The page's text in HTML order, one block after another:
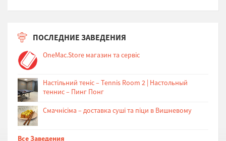
ПОСЛЕДНИЕ ЗАВЕДЕНИЯ
OneMac.Store магазин та сервіс
Настільний теніс – Tennis Room 2 | Настольный
теннис – Пинг Понг
Cмачнісіма – доставка суші та піци в Вишневому
Все Заведения